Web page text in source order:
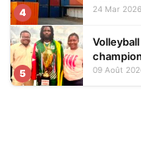
4 24 Mar 2026
5 09 Août